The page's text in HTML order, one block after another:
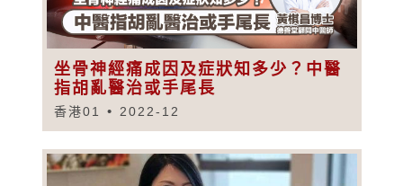
坐骨神經痛成因及症狀知多少？中醫
指胡亂醫治或手尾長
香港01 2022-12